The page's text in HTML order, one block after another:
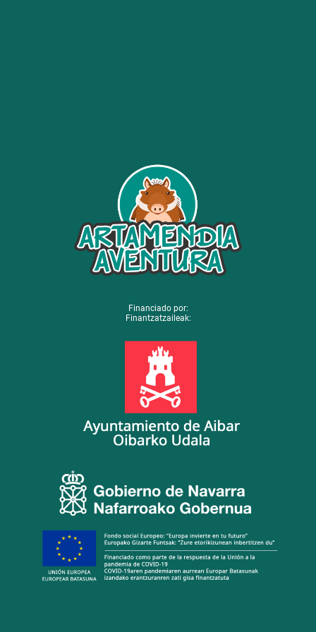
Financiado por:
Finantzatzaileak: